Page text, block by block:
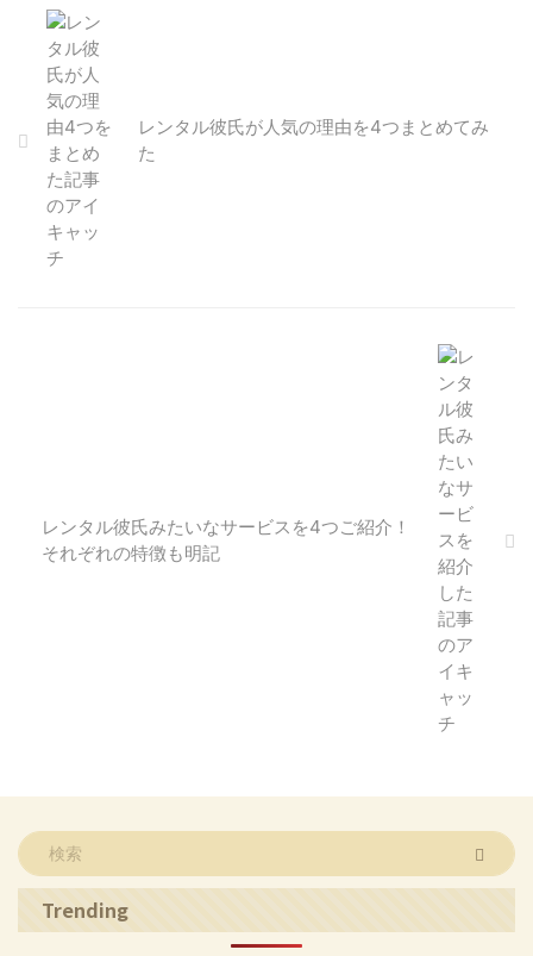
レンタル彼氏が人気の理由を4つまとめてみ
た
レンタル彼氏みたいなサービスを4つご紹介！
それぞれの特徴も明記
Trending